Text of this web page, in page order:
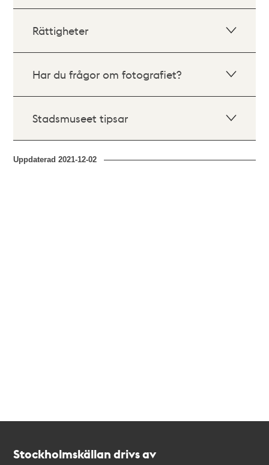
Rättigheter
Har du frågor om fotografiet?
Stadsmuseet tipsar
Uppdaterad2021-12-02
Stockholmskällan drivs av